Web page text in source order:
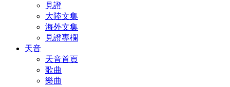
見證
大陸文集
海外文集
見證專欄
天音
天音首頁
歌曲
樂曲